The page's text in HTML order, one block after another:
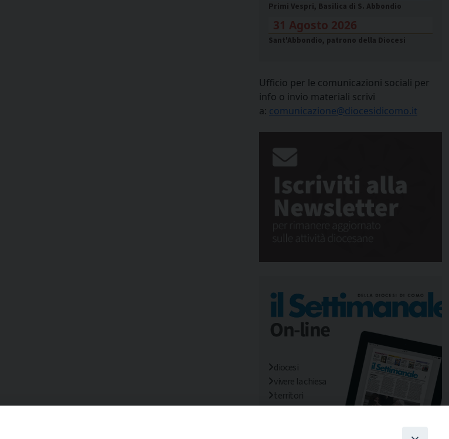
Primi Vespri, Basilica di S. Abbondio
31 Agosto 2026
Sant'Abbondio, patrono della Diocesi
Ufficio per le comunicazioni sociali per
info o invio materiali scrivi
a: comunicazione@diocesidicomo.it
diocesi
vivere la chiesa
territori
mondo/missioni